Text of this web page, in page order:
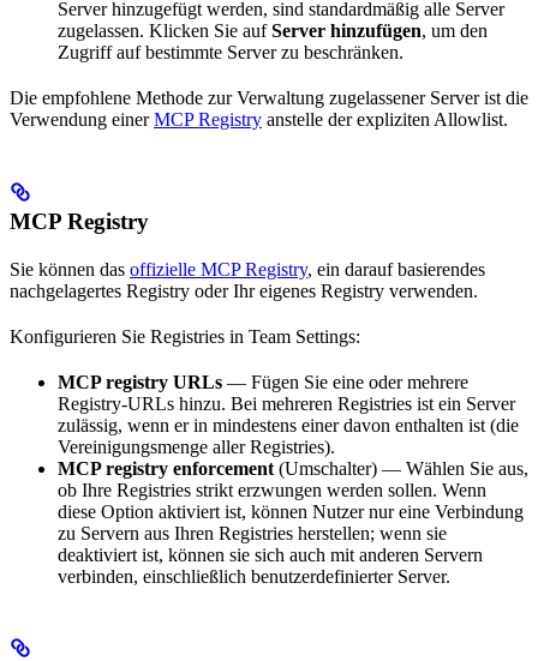
Server hinzugefügt werden, sind standardmäßig alle Server
zugelassen. Klicken Sie aufServer hinzufügen, um den
Zugriff auf bestimmte Server zu beschränken.
Die empfohlene Methode zur Verwaltung zugelassener Server ist die
Verwendung einerMCP Registry anstelle der expliziten Allowlist.
MCP Registry
Sie können das offizielle MCP Registry, ein darauf basierendes
nachgelagertes Registry oder Ihr eigenes Registry verwenden.
Konfigurieren Sie Registries in Team Settings:
MCP registry URLs — Fügen Sie eine oder mehrere
Registry-URLs hinzu. Bei mehreren Registries ist ein Server
zulässig, wenn er in mindestens einer davon enthalten ist (die
Vereinigungsmenge aller Registries).
MCP registry enforcement (Umschalter) — Wählen Sie aus,
ob Ihre Registries strikt erzwungen werden sollen. Wenn
diese Option aktiviert ist, können Nutzer nur eine Verbindung
zu Servern aus Ihren Registries herstellen; wenn sie
deaktiviert ist, können sie sich auch mit anderen Servern
verbinden, einschließlich benutzerdefinierter Server.